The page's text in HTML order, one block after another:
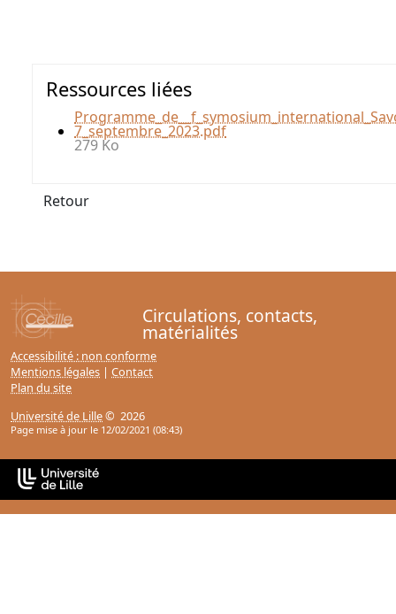
Ressources liées
7_septembre_2023.pdf
279 Ko
Retour
Circulations, contacts,
matérialités
Accessibilité : non conforme
Mentions légales | Contact
Plan du site
Université de Lille© 2026
Page mise à jour le 12/02/2021 (08:43)